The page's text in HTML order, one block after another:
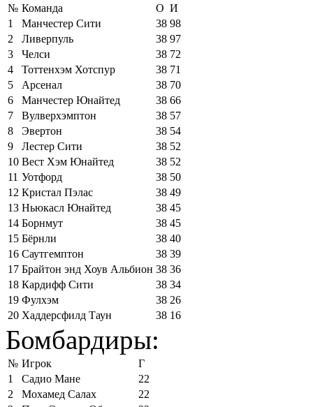
№ Команда О И
1
Манчестер Сити 38 98
2
Ливерпуль 38 97
3
Челси 38 72
4
Тоттенхэм Хотспур 38 71
5
Арсенал 38 70
6
Манчестер Юнайтед 38 66
7
Вулверхэмптон 38 57
8
Эвертон 38 54
9
Лестер Сити 38 52
10 Вест Хэм Юнайтед 38 52
11 Уотфорд 38 50
12 Кристал Пэлас 38 49
13 Ньюкасл Юнайтед 38 45
14 Борнмут 38 45
15 Бёрнли 38 40
16 Саутгемптон 38 39
17 Брайтон энд Хоув Альбион 38 36
18 Кардифф Сити 38 34
19 Фулхэм 38 26
20 Хаддерсфилд Таун 38 16
Бомбардиры:
№ Игрок
Г
1
Садио Мане
22
2
Мохамед Салах
22